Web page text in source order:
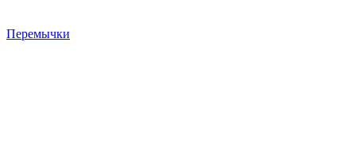
Перемычки